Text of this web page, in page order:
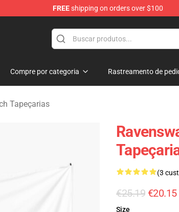
FREEshipping on orders over $100
Compre por categoria Rastreamento de
Tapeçarias
(3
€25.19 €20.15
Size